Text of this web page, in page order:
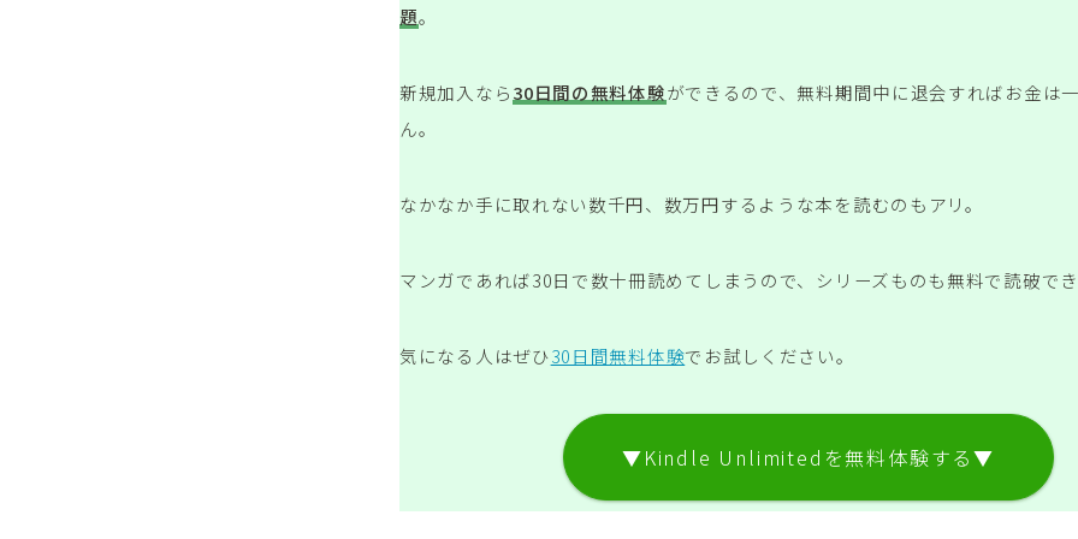
題。
新規加入なら30日間の無料体験ができるので、無料期間中に退会すればお金は
ん。
なかなか手に取れない数千円、数万円するような本を読むのもアリ。
マンガであれば30日で数十冊読めてしまうので、シリーズものも無料で読破でき
気になる人はぜひ30日間無料体験でお試しください。
▼Kindle Unlimitedを無料体験する▼